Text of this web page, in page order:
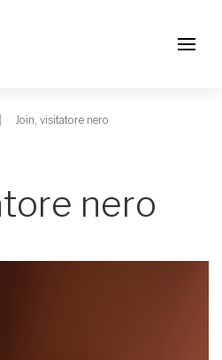
Join, visitatore nero
nero